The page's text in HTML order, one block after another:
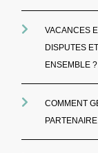
VACANCES
DISPUTES
ENSEMBLE ?
COMMENT